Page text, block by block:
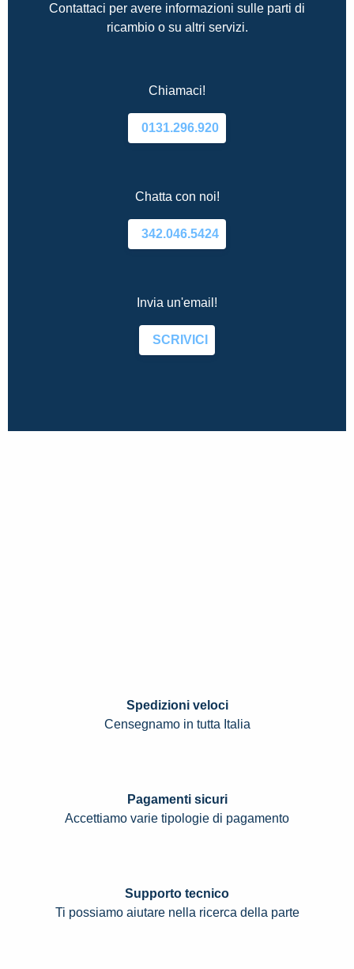
Contattaci per avere informazioni sulle parti di
ricambio o su altri servizi.
Chiamaci!
0131.296.920
Chatta con noi!
342.046.5424
Invia un'email!
SCRIVICI
Spedizioni veloci
Censegnamo in tutta Italia
Pagamenti sicuri
Accettiamo varie tipologie di pagamento
Supporto tecnico
Ti possiamo aiutare nella ricerca della parte